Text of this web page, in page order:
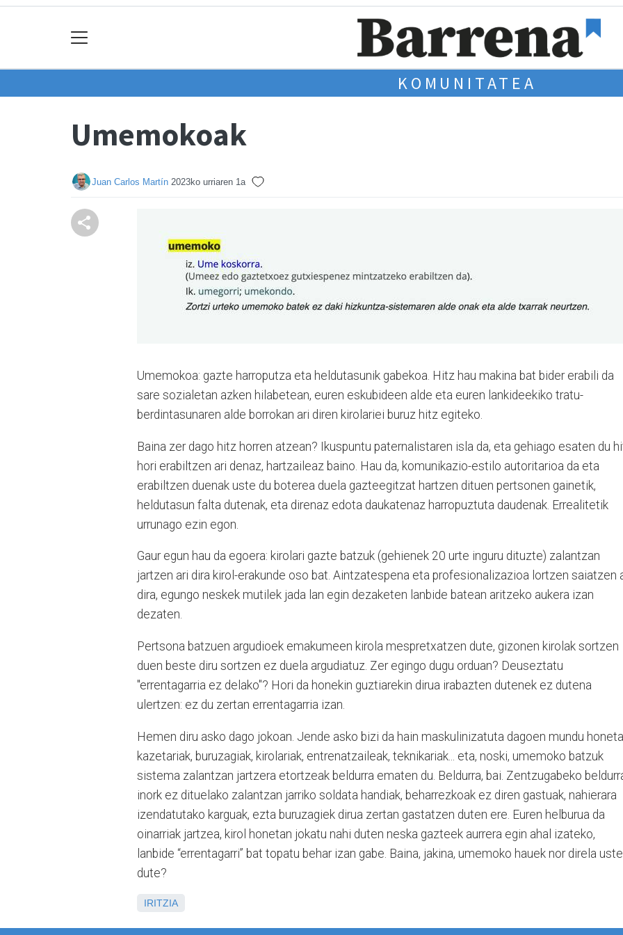
KOMUNITATEA
Umemokoak
Juan Carlos Martín 2023ko urriaren 1a
Umemokoa: gazte harroputza eta heldutasunik gabekoa. Hitz hau makina bat bider erabili da
sare sozialetan azken hilabetean, euren eskubideen alde eta euren lankideekiko tratu-
berdintasunaren alde borrokan ari diren kirolariei buruz hitz egiteko.
Baina zer dago hitz horren atzean? Ikuspuntu paternalistaren isla da, eta gehiago esaten du
hori erabiltzen ari denaz, hartzaileaz baino. Hau da, komunikazio-estilo autoritarioa da eta
erabiltzen duenak uste du boterea duela gazteegitzat hartzen dituen pertsonen gainetik,
heldutasun falta dutenak, eta direnaz edota daukatenaz harropuztuta daudenak. Errealitetik
urrunago ezin egon.
Gaur egun hau da egoera: kirolari gazte batzuk (gehienek 20 urte inguru dituzte) zalantzan
jartzen ari dira kirol-erakunde oso bat. Aintzatespena eta profesionalizazioa lortzen saiatzen
dira, egungo neskek mutilek jada lan egin dezaketen lanbide batean aritzeko aukera izan
dezaten.
Pertsona batzuen argudioek emakumeen kirola mespretxatzen dute, gizonen kirolak sortzen
duen beste diru sortzen ez duela argudiatuz. Zer egingo dugu orduan? Deuseztatu
"errentagarria ez delako"? Hori da honekin guztiarekin dirua irabazten dutenek ez dutena
ulertzen: ez du zertan errentagarria izan.
Hemen diru asko dago jokoan. Jende asko bizi da hain maskulinizatuta dagoen mundu
kazetariak, buruzagiak, kirolariak, entrenatzaileak, teknikariak... eta, noski, umemoko batzuk
sistema zalantzan jartzera etortzeak beldurra ematen du. Beldurra, bai. Zentzugabeko
inork ez dituelako zalantzan jarriko soldata handiak, beharrezkoak ez diren gastuak, nahierara
izendatutako karguak, ezta buruzagiek dirua zertan gastatzen duten ere. Euren helburua da
oinarriak jartzea, kirol honetan jokatu nahi duten neska gazteek aurrera egin ahal izateko,
lanbide “errentagarri” bat topatu behar izan gabe. Baina, jakina, umemoko hauek nor direla uste
dute?
IRITZIA